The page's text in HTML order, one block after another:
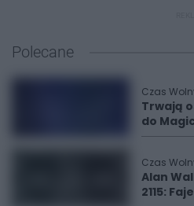
Polecane
Czas
Trwają
do
Czas
Alan
2115: